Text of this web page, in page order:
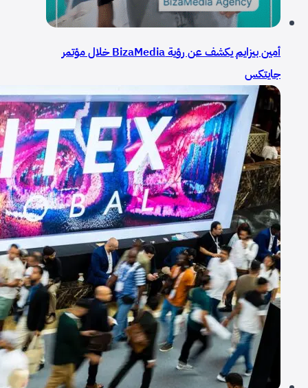
أمين بيزايم يكشف عن رؤية BizaMedia خلال مؤتمر
جايتكس